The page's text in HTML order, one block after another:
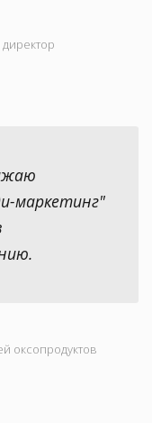
маркетинг"
оксопродуктов